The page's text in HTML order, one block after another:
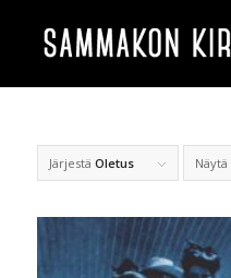
Järjestä Oletus Näytä